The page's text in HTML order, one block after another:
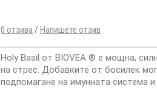
0 отзива / Напишете отзив
Holy Basil от BIOVEA ® е мощна,
на стрес. Добавките от босилек
подпомагане на имунната система и